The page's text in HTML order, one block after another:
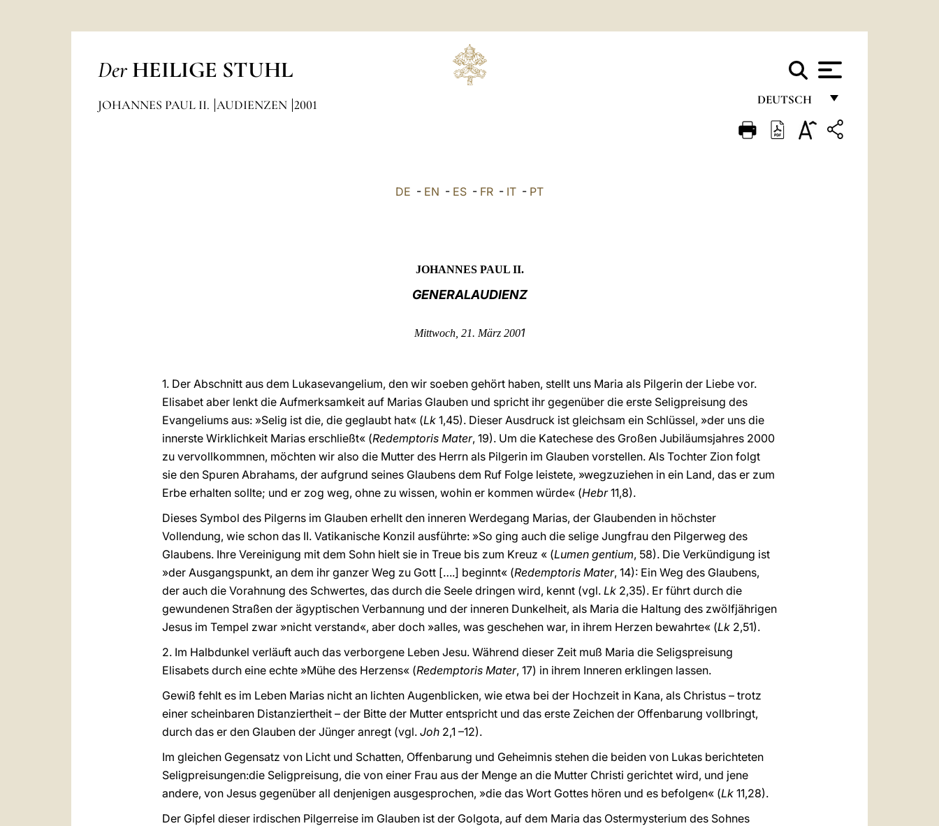
Der HEILIGE STUHL
DEUTSCH
FRANÇAIS
JOHANNES PAUL II. AUDIENZEN 2001
DE - EN - ES - FR - IT - PT
JOHANNES PAUL II.
GENERALAUDIENZ
Mittwoch, 21. März 2001
1. Der Abschnitt aus dem Lukasevangelium, den wir soeben gehört haben, stellt uns Maria als Pilgerin der Liebe vor.
Elisabet aber lenkt die Aufmerksamkeit auf Marias Glauben und spricht ihr gegenüber die erste Seligpreisung des
Evangeliums aus: »Selig ist die, die geglaubt hat« (Lk 1,45). Dieser Ausdruck ist gleichsam ein Schlüssel, »der uns die
innerste Wirklichkeit Marias erschließt« (Redemptoris Mater, 19). Um die Katechese des Großen Jubiläumsjahres 2000
zu vervollkommnen, möchten wir also die Mutter des Herrn als Pilgerin im Glauben vorstellen. Als Tochter Zion folgt
sie den Spuren Abrahams, der aufgrund seines Glaubens dem Ruf Folge leistete, »wegzuziehen in ein Land, das er zum
Erbe erhalten sollte; und er zog weg, ohne zu wissen, wohin er kommen würde« (Hebr11,8).
Dieses Symbol des Pilgerns im Glauben erhellt den inneren Werdegang Marias, der Glaubenden in höchster
Vollendung, wie schon das II. Vatikanische Konzil ausführte: »So ging auch die selige Jungfrau den Pilgerweg des
Glaubens. Ihre Vereinigung mit dem Sohn hielt sie in Treue bis zum Kreuz « (Lumen gentium, 58). Die Verkündigung ist
»der Ausgangspunkt, an dem ihr ganzer Weg zu Gott [….] beginnt« (Redemptoris Mater, 14): Ein Weg des Glaubens,
der auch die Vorahnung des Schwertes, das durch die Seele dringen wird, kennt (vgl. Lk 2,35). Er führt durch die
gewundenen Straßen der ägyptischen Verbannung und der inneren Dunkelheit, als Maria die Haltung des zwölfjährigen
Jesus im Tempel zwar »nicht verstand«, aber doch »alles, was geschehen war, in ihrem Herzen bewahrte« (Lk 2,51).
2. Im Halbdunkel verläuft auch das verborgene Leben Jesu. Während dieser Zeit muß Maria die Seligspreisung
Elisabets durch eine echte »Mühe des Herzens« (Redemptoris Mater, 17) in ihrem Inneren erklingen lassen.
Gewiß fehlt es im Leben Marias nicht an lichten Augenblicken, wie etwa bei der Hochzeit in Kana, als Christus – trotz
einer scheinbaren Distanziertheit – der Bitte der Mutter entspricht und das erste Zeichen der Offenbarung vollbringt,
durch das er den Glauben der Jünger anregt (vgl. Joh 2,1 –12).
Im gleichen Gegensatz von Licht und Schatten, Offenbarung und Geheimnis stehen die beiden von Lukas berichteten
Seligpreisungen:die Seligpreisung, die von einer Frau aus der Menge an die Mutter Christi gerichtet wird, und jene
andere, von Jesus gegenüber all denjenigen ausgesprochen, »die das Wort Gottes hören und es befolgen« (Lk 11,28).
Der Gipfel dieser irdischen Pilgerreise im Glauben ist der Golgota, auf dem Maria das Ostermysterium des Sohnes